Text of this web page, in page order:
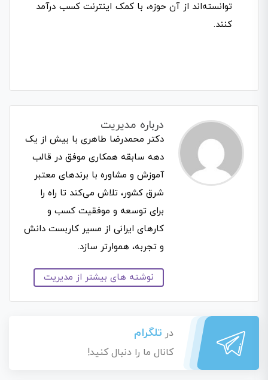
توانسته‌اند از آن حوزه، با کمک اینترنت کسب درآمد
کنند.
درباره مدیریت
دکتر محمدرضا طاهری با بیش از یک
دهه سابقه همکاری موفق در قالب
آموزش و مشاوره با برندهای معتبر
شرق کشور، تلاش می‌کند تا راه را
برای توسعه و موفقیت کسب و
کارهای ایرانی از مسیر کاربست دانش
و تجربه، هموارتر سازد.
نوشته های بیشتر از مدیریت
در تلگرام
کانال ما را دنبال کنید!